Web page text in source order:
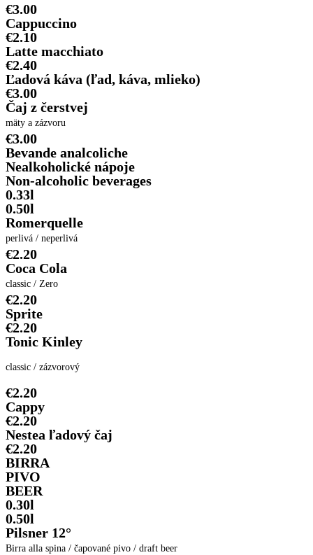
€3.00
Cappuccino
€2.10
Latte macchiato
€2.40
Ľadová káva (ľad, káva, mlieko)
€3.00
Čaj z čerstvej
mäty a zázvoru
€3.00
Bevande analcoliche
Nealkoholické nápoje
Non-alcoholic beverages
0.33l
0.50l
Romerquelle
perlivá / neperlivá
€2.20
Coca Cola
classic / Zero
€2.20
Sprite
€2.20
Tonic Kinley
classic / zázvorový
€2.20
Cappy
€2.20
Nestea ľadový čaj
€2.20
BIRRA
PIVO
BEER
0.30l
0.50l
Pilsner 12°
Birra alla spina / čapované pivo / draft beer